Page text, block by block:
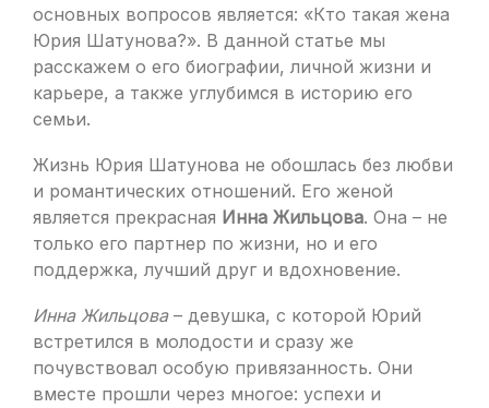
основных вопросов является: «Кто такая жена
Юрия Шатунова?». В данной статье мы
расскажем о его биографии, личной жизни и
карьере, а также углубимся в историю его
семьи.
Жизнь Юрия Шатунова не обошлась без любви
и романтических отношений. Его женой
является прекрасная Инна Жильцова. Она – не
только его партнер по жизни, но и его
поддержка, лучший друг и вдохновение.
Инна Жильцова– девушка, с которой Юрий
встретился в молодости и сразу же
почувствовал особую привязанность. Они
вместе прошли через многое: успехи и